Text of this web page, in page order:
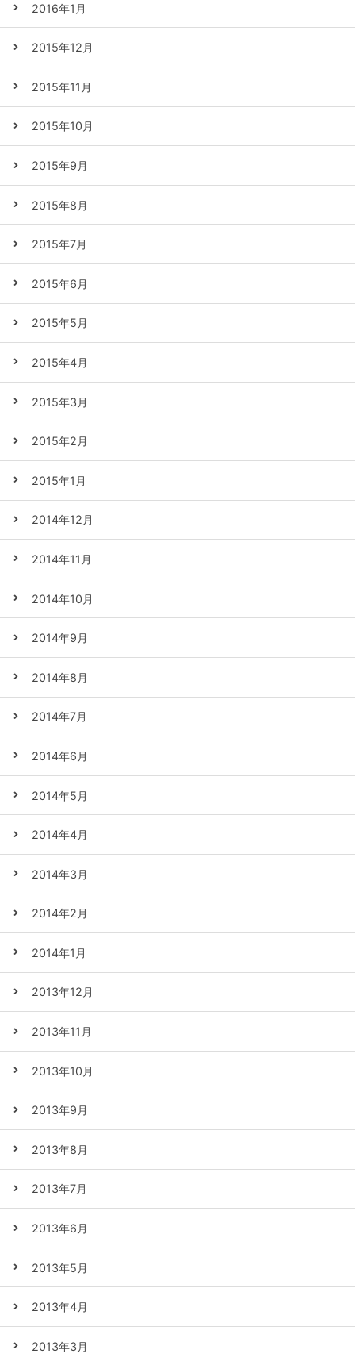
2016年1月
2015年12月
2015年11月
2015年10月
2015年9月
2015年8月
2015年7月
2015年6月
2015年5月
2015年4月
2015年3月
2015年2月
2015年1月
2014年12月
2014年11月
2014年10月
2014年9月
2014年8月
2014年7月
2014年6月
2014年5月
2014年4月
2014年3月
2014年2月
2014年1月
2013年12月
2013年11月
2013年10月
2013年9月
2013年8月
2013年7月
2013年6月
2013年5月
2013年4月
2013年3月